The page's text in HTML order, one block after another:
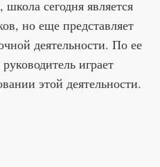
сегодня является
но еще представляет
деятельности. По ее
играет
этой деятельности.